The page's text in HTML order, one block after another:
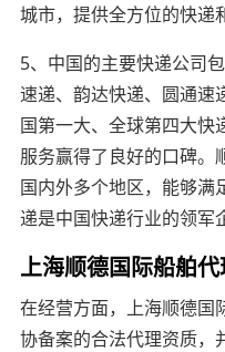
城市，提供全方位的快递
5、中国的主要快递公司
速递、韵达快递、圆通速
国第一大、全球第四大快
服务赢得了良好的口碑。
国内外多个地区，能够满
递是中国快递行业的领军
上海顺德国际船舶
在经营方面，上海顺德国
协备案的合法代理资质，